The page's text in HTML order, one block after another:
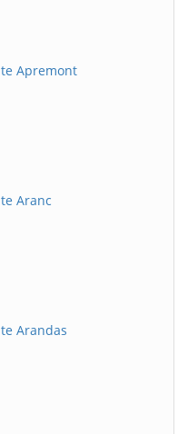
Apremont
Aranc
Arandas